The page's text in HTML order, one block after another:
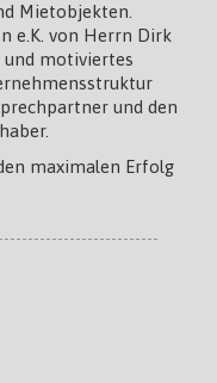
Mietobjekten.
e.K. von Herrn Dirk
und motiviertes
und den
maximalen Erfolg